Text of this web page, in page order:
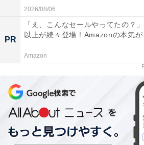
2026/08/06
PR
「え、こんなセールやってたの？
以上が続々登場！Amazonの本気が
Amazon